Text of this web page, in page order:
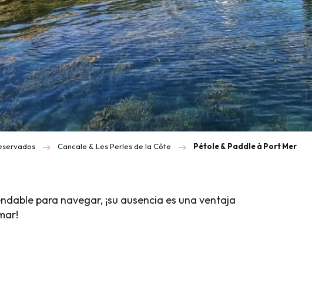
Cancale & Les Perles de la Côte Pétole & Paddle à Port Mer
para navegar, ¡su ausencia es una ventaja
aux favoris